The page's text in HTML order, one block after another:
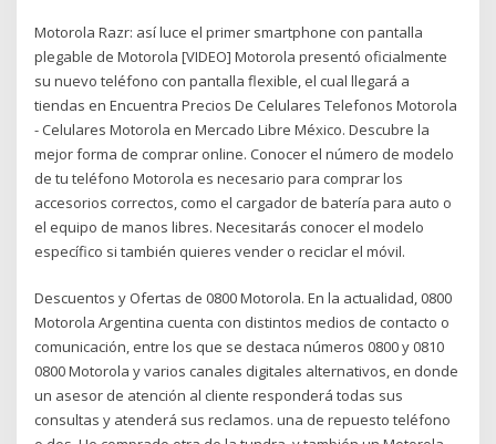
Motorola Razr: así luce el primer smartphone con pantalla
plegable de Motorola [VIDEO] Motorola presentó oficialmente
su nuevo teléfono con pantalla flexible, el cual llegará a
tiendas en Encuentra Precios De Celulares Telefonos Motorola
- Celulares Motorola en Mercado Libre México. Descubre la
mejor forma de comprar online. Conocer el número de modelo
de tu teléfono Motorola es necesario para comprar los
accesorios correctos, como el cargador de batería para auto o
el equipo de manos libres. Necesitarás conocer el modelo
específico si también quieres vender o reciclar el móvil.
Descuentos y Ofertas de 0800 Motorola. En la actualidad, 0800
Motorola Argentina cuenta con distintos medios de contacto o
comunicación, entre los que se destaca números 0800 y 0810
0800 Motorola y varios canales digitales alternativos, en donde
un asesor de atención al cliente responderá todas sus
consultas y atenderá sus reclamos. una de repuesto teléfono